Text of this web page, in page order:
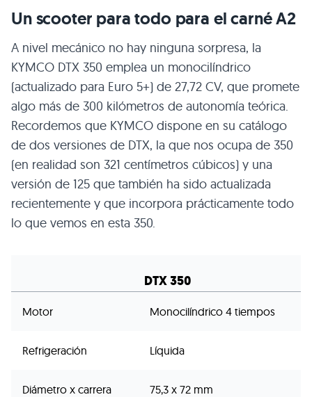
Un scooter para todo para el carné A2
A nivel mecánico no hay ninguna sorpresa, la
KYMCO DTX 350 emplea un monocilíndrico
(actualizado para Euro 5+) de 27,72 CV, que promete
algo más de 300 kilómetros de autonomía teórica.
Recordemos que KYMCO dispone en su catálogo
de dos versiones de DTX, la que nos ocupa de 350
(en realidad son 321 centímetros cúbicos) y una
versión de 125 que también ha sido actualizada
recientemente y que incorpora prácticamente todo
lo que vemos en esta 350.
DTX 350
Motor Monocilíndrico 4 tiempos
Refrigeración Líquida
Diámetro x carrera 75,3 x 72 mm